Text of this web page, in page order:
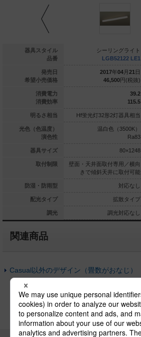
器具スタイル
品番
発売日
希望小売価格
消費電力
消費効率
明るさ相当
光色（色温度）
演色性
器具サイズ
取付制限
防湿・防雨型
配光タイプ
調光
リングライト
円(税抜)
10.7
90.1
1灯器具相当
色（5000K）
φ330
壁面取付専用
防湿・防雨型
拡散タイプ
シーリングライト
LGB52122 LE1
2017年04 月 21 日
46,500円(税抜)
39.2
115.5
Hf蛍光灯32形2灯器具相当
温白色（3500K）
Ra83
80×1248
壁面・天井面取付専用／横向
きで傾斜天井に取付可能
対応なし
拡散タイプ
調光対応なし
関連商品
Casual以外のデザイン（畳数がおなじ）